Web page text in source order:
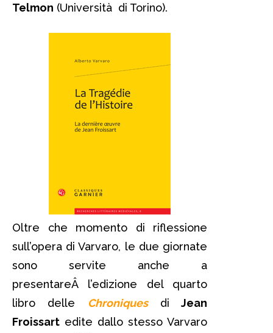
Telmon (Università di Torino).
Oltre che momento di riflessione
sull’opera di Varvaro, le due giornate
sono servite anche a
presentareÂ l’edizione del quarto
libro delle
Chroniquesdi Jean
Froissart edite dallo stesso Varvaro